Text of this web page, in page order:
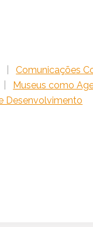
Comunicações
Museus como
Desenvolvimento